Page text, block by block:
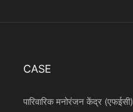
CASE
पारिवारिक मनोरंजन केंद्र